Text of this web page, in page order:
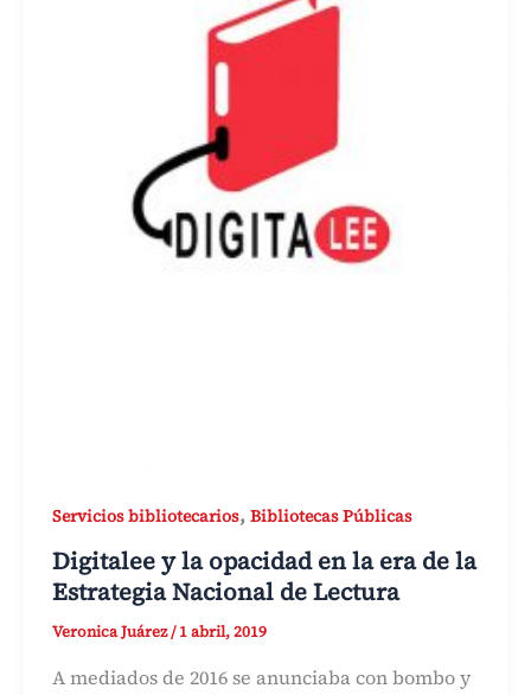
Servicios bibliotecarios, Bibliotecas Públicas
Digitalee y la opacidad en la era de la
Estrategia Nacional de Lectura
Veronica Juárez/1 abril, 2019
A mediados de 2016 se anunciaba con bombo y